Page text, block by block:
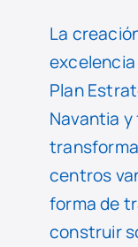
La
Plan
Navantia
centros
forma de
construir